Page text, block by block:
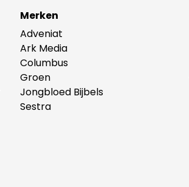
Merken
Adveniat
Ark Media
Columbus
Groen
Jongbloed Bijbels
Sestra